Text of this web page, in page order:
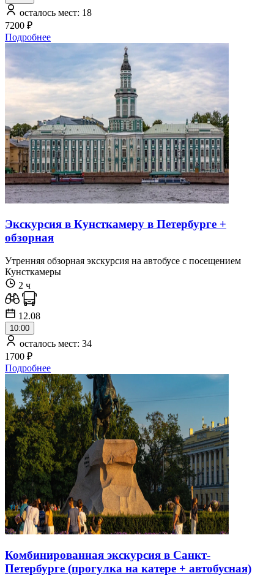
осталось мест: 18
7200 ₽
Подробнее
Экскурсия в Кунсткамеру в Петербурге +
обзорная
Утренняя обзорная экскурсия на автобусе с посещением
Кунсткамеры
2 ч
12.08
10:00
осталось мест: 34
1700 ₽
Подробнее
Комбинированная экскурсия в Санкт-
Петербурге (прогулка на катере + автобусная)